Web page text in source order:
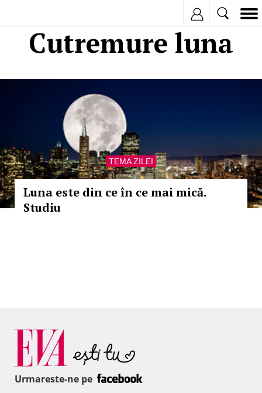
Cutremure luna
TEMA ZILEI
Luna este din ce în ce mai mică.
Studiu
Urmareste-ne pe